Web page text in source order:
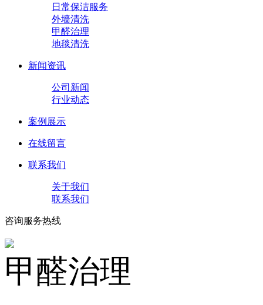
日常保洁服务
外墙清洗
甲醛治理
地毯清洗
新闻资讯
公司新闻
行业动态
案例展示
在线留言
联系我们
关于我们
联系我们
咨询服务热线
甲醛治理